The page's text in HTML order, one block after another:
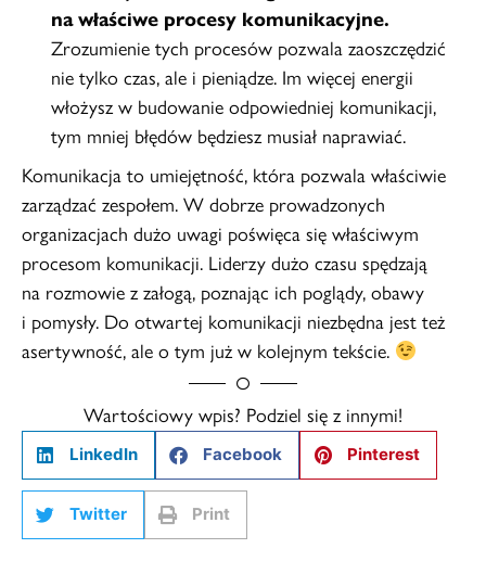
na właściwe procesy komunikacyjne.
Zrozumienie tych procesów pozwala zaoszczędzić
nie tylko czas, ale i pieniądze. Im więcej energii
włożysz w budowanie odpowiedniej komunikacji,
tym mniej błędów będziesz musiał naprawiać.
Komunikacja to umiejętność, która pozwala właściwie
zarządzać zespołem. W dobrze prowadzonych
organizacjach dużo uwagi poświęca się właściwym
procesom komunikacji. Liderzy dużo czasu spędzają
na rozmowie z załogą, poznając ich poglądy, obawy
i pomysły. Do otwartej komunikacji niezbędna jest też
asertywność, ale o tym już w kolejnym tekście.
Wartościowy wpis? Podziel się z innymi!
LinkedIn Facebook Pinterest
Twitter Print